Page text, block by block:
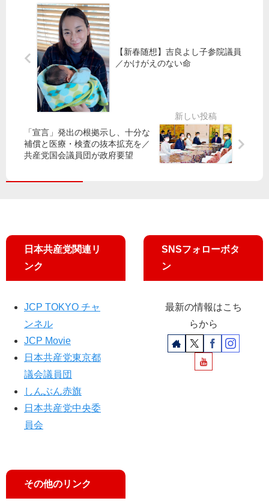
命
守
る
た
め
た
た
か
う
訴
バ
ー
パ
ス
負
担
軽
減
を
共
産
共
鴨
で
局
長
ら
訴
【新春随想】吉良よし子参院議員
／かけがえのない命
「宣言」発出の根拠示し、十分な
補償と医療・検査の抜本拡充を／
共産党国会議員団が政府要望
日本共産党関連リ
ンク
JCP TOKYO チャ
ンネル
JCP Movie
日本共産党東京都
議会議員団
しんぶん赤旗
日本共産党中央委
員会
その他のリンク
SNSフォローボタ
ン
最新の情報はこち
らから